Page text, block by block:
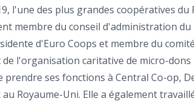
l'une des plus grandes coopératives du
membre du conseil d'administration
d'Euro Coops et membre du
de l'organisation caritative de micro-dons
prendre ses fonctions à Central Co-op,
au Royaume-Uni. Elle a également